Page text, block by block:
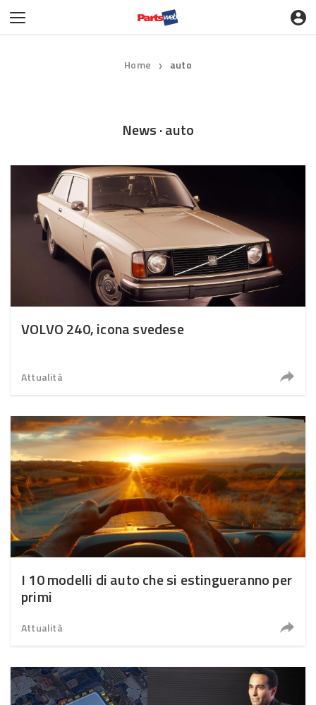
Home ❯ auto
News · auto
VOLVO 240, icona svedese
Attualità
I 10 modelli di auto che si estingueranno per
primi
Attualità